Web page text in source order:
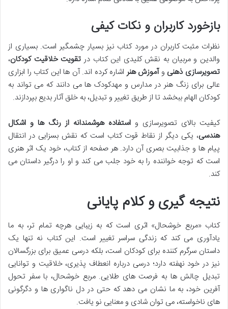
بازخورد کاربران و نکات کیفی
نظرات مثبت کاربران در مورد کتاب نیز بسیار چشمگیر است. بسیاری از
والدین و مربیان به نقش کلیدی این کتاب در تقویت خلاقیت کودکان،
تصویرسازی ذهنی وآموزش هنراشاره کرده اند. آن ها این کتاب را ابزاری
عالی برای زنگ هنر در مدارس و مهدکودک ها می دانند که می تواند به
کودکان الهام ببخشد تا از طریق تغییر و تبدیل، به خلق آثار بدیع بپردازند.
کیفیت بالای تصویرسازی و استفاده هوشمندانه از رنگ ها و اشکال
هندسی، یکی دیگر از نقاط قوت کتاب است که نقش بسزایی در انتقال
پیام ها و جذابیت بصری آن دارد. هر صفحه از کتاب، خود یک اثر هنری
است که توجه خواننده را به خود جلب می کند و او را درگیر داستان می
کند.
نتیجه گیری و کلام پایانی
کتاب «مربع خوشحال» اثری است که به زیبایی هرچه تمام تر، به ما
یادآوری می کند که زندگی سراسر تغییر است. این کتاب نه تنها یک
داستان سرگرم کننده برای کودکان است، بلکه درسی عمیق برای بزرگسالان
نیز در خود نهفته دارد؛ درسی درباره انعطاف پذیری، خلاقیت و توانایی
تبدیل چالش ها به فرصت های طلایی. مربع خوشحال، با سفر تحول
آفرین خود، به ما نشان می دهد که حتی در دل ناگواری ها و دگرگونی
های ناخواسته، می توان شادی و معنایی نو یافت.